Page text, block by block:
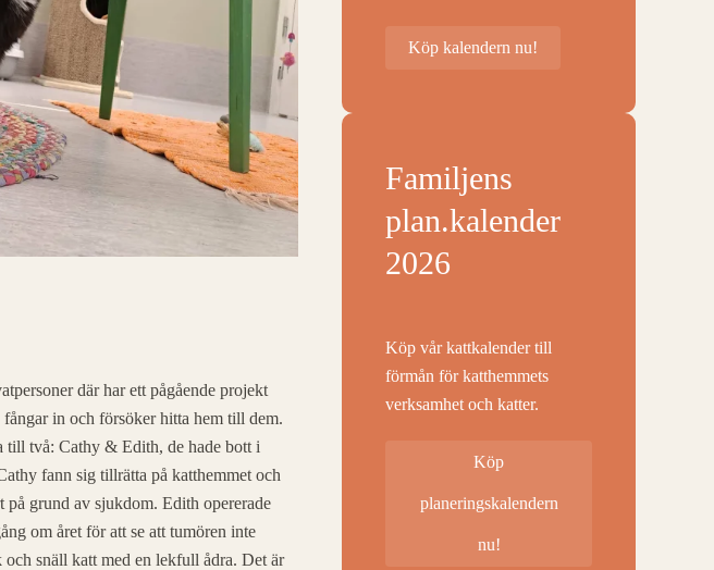
där har ett pågående projekt
fångar in och försöker hitta hem till dem.
två: Cathy & Edith, de hade bott i
fann sig tillrätta på katthemmet och
grund av sjukdom. Edith opererade
om året för att se att tumören inte
snäll katt med en lekfull ådra. Det är
Köp kalendern nu!
Familjens
plan.kalender
2026
Köp vår kattkalender till
förmån för katthemmets
verksamhet och katter.
Köp
planeringskalendern
nu!